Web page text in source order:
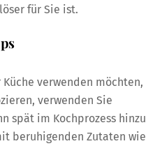
für Sie ist.
verwenden möchten,
verwenden Sie
spät im Kochprozess hinzu
beruhigenden Zutaten wie